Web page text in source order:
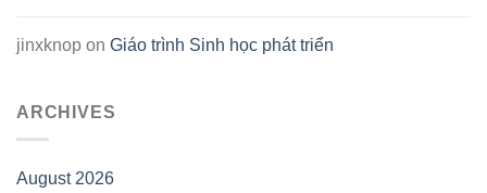
jinxknop on Giáo trình Sinh học phát triển
ARCHIVES
August 2026